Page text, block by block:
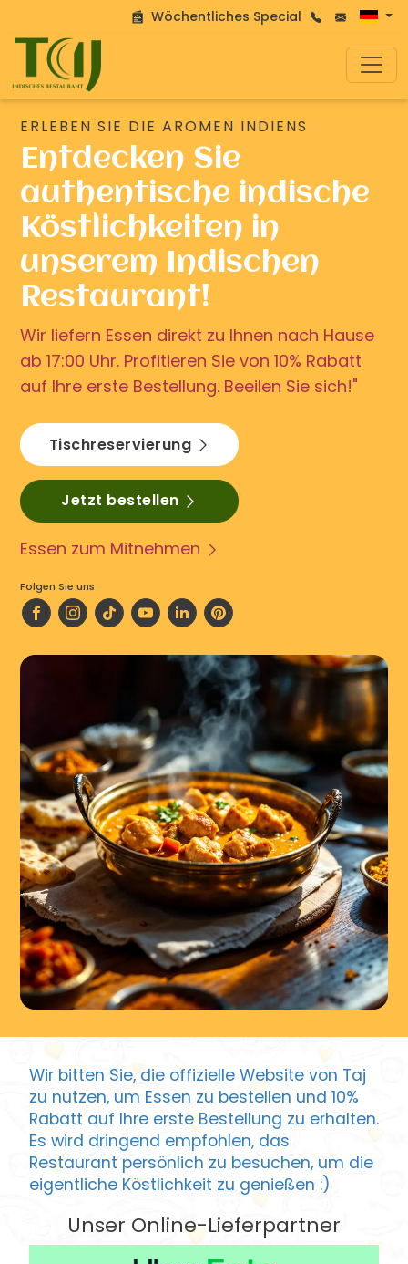
Wöchentliches Special
ERLEBEN SIE DIE AROMEN INDIENS
Entdecken Sie
authentische indische
Köstlichkeiten in
unserem Indischen
Restaurant!
Wir liefern Essen direkt zu Ihnen nach Hause
ab 17:00 Uhr. Profitieren Sie von 10% Rabatt
auf Ihre erste Bestellung. Beeilen Sie sich!"
Tischreservierung
Jetzt bestellen
Essen zum Mitnehmen
Folgen Sie uns
Wir bitten Sie, die offizielle Website von Taj
zu nutzen, um Essen zu bestellen und 10%
Rabatt auf Ihre erste Bestellung zu erhalten.
Es wird dringend empfohlen, das
Restaurant persönlich zu besuchen, um die
eigentliche Köstlichkeit zu genießen :)
Unser Online-Lieferpartner